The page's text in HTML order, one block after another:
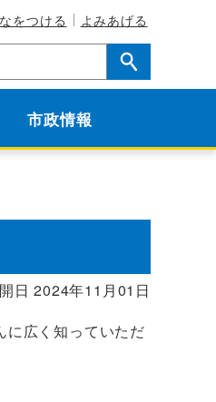
をつける よみあげる
市政情報
日 2024年11月01日
に広く知っていただ